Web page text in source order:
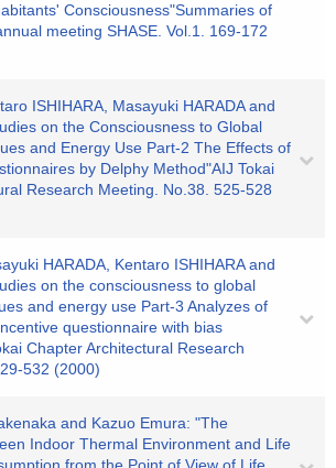
Consciousness"Summaries of
meeting SHASE. Vol.1. 169-172
ISHIHARA, Masayuki HARADA and
on the Consciousness to Global
and Energy Use Part-2 The Effects of
by Delphy Method"AIJ Tokai
Research Meeting. No.38. 525-528
HARADA, Kentaro ISHIHARA and
on the consciousness to global
and energy use Part-3 Analyzes of
questionnaire with bias
Chapter Architectural Research
532 (2000)
and Kazuo Emura: "The
Indoor Thermal Environment and Life